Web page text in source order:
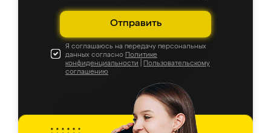
Отправить
Я соглашаюсь на передачу персональных
данных согласно Политике
конфиденциальности
Пользовательскому
соглашению